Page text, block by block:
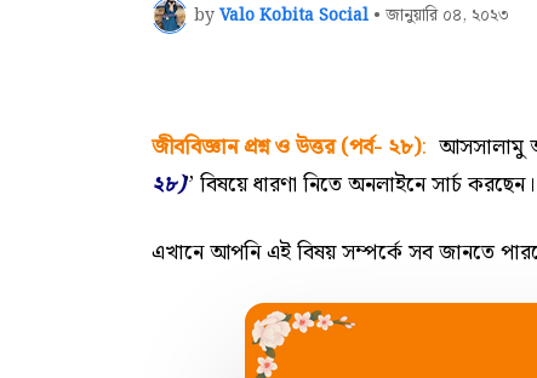
byValo Kobita Social • জানুয়ারি ০৪, ২০২৩
জীববিজ্ঞান প্রশ্ন ও উত্তর (পর্ব- ২৮): আসসালামু
২৮)” বিষয়ে ধারণা নিতে অনলাইনে সার্চ করছেন।
এখানে আপনি এই বিষয় সম্পর্কে সব জানতে